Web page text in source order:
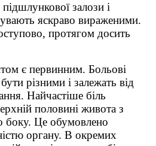
залози і
яскраво вираженими.
протягом досить
є первинним. Больові
різними і залежать від
Найчастіше біль
половині живота з
боку. Це обумовлено
органу. В окремих